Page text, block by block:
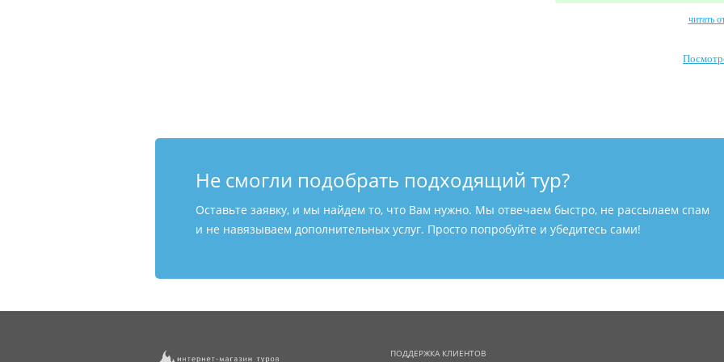
читать
Не смогли подобрать подходящий тур?
Оставьте заявку, и мы найдем то, что Вам нужно. Мы отвечаем быстро, не рассылаем спам
и не навязываем дополнительных услуг. Просто попробуйте и убедитесь сами!
ПОДДЕРЖКА КЛИЕНТОВ